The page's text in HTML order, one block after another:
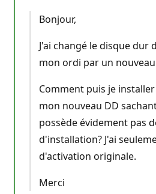
Bonjour,
J'ai changé le disque dur
mon ordi par un
Comment puis je
mon nouveau DD
possède évidement pas
d'installation? J'ai
d'activation originale.
Merci